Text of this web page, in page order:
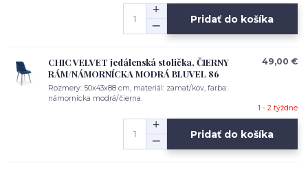
Pridať do košíka
CHIC VELVET jedálenská stolička, ČIERNY
RÁM/NÁMORNÍCKA MODRÁ BLUVEL 86
Rozmery: 50x43x88 cm, materiál: zamat/kov, farba:
námornícka modrá/čierna.
49,00 €
1 - 2 týždne
Pridať do košíka